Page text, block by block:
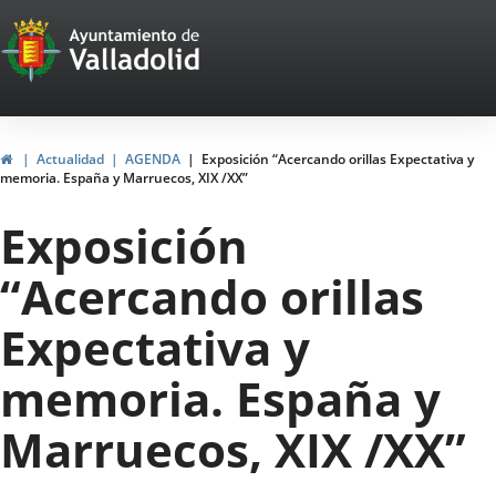
Portal
Web
del
Ayuntamiento
de
Valladolid
HomeActualidad AGENDA
Exposición “Acercando orillas Expectativa y
memoria. España y Marruecos, XIX /XX”
Exposición
“Acercando orillas
Expectativa y
memoria. España y
Marruecos, XIX /XX”